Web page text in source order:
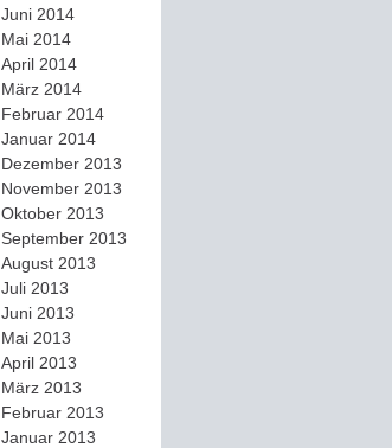
Juni 2014
Mai 2014
April 2014
März 2014
Februar 2014
Januar 2014
Dezember 2013
November 2013
Oktober 2013
September 2013
August 2013
Juli 2013
Juni 2013
Mai 2013
April 2013
März 2013
Februar 2013
Januar 2013